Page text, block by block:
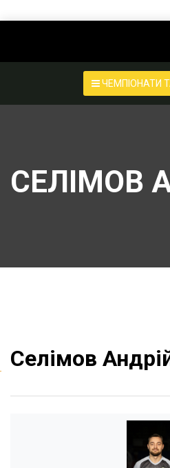
ЧЕМПІОНАТИ
СЕЛІМОВ
Селімов